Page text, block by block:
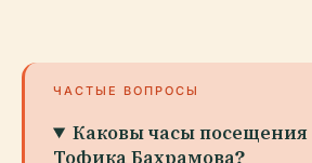
ЧАСТЫЕ ВОПРОСЫ
Каковы часы посещения
Тофика Бахрамова?